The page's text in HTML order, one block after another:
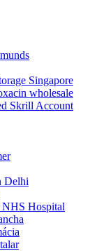
Singapore
wholesale
Skrill Account
Delhi
NHS Hospital